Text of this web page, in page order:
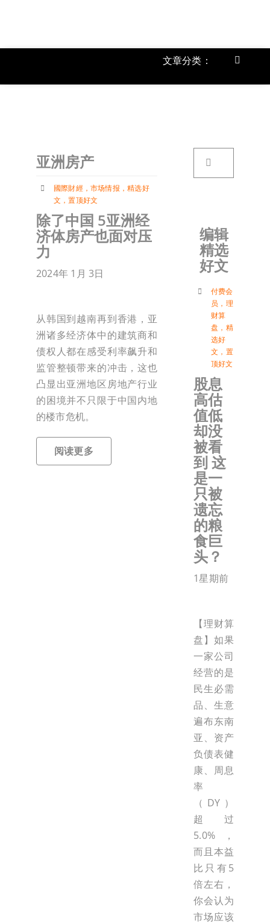
文章分类：
Toggle
亚洲房产
國際財經， 市场情报 ，精选好
文 ，置顶好文
除了中国 5亚洲经
济体房产也面对压
力
2024年 1月 3日
从韩国到越南再到香港，亚
洲诸多经济体中的建筑商和
债权人都在感受利率飙升和
监管整顿带来的冲击，这也
凸显出亚洲地区房地产行业
的困境并不只限于中国内地
的楼市危机。
阅读更多
编辑
精选
好文
付费会
员 ， 理
财算
盘 ， 精
选好
文 ， 置
顶好文
股息
高估
值低
却没
被看
到 这
是一
只被
遗忘
的粮
食巨
头？
1星期前
【理财算
盘】如果
一家公司
经营的是
民生必需
品、生意
遍布东南
亚、资产
负债表健
康、周息
率
（DY）
超过
5.0%，
而且本益
比只有5
倍左右，
你会认为
市场应该